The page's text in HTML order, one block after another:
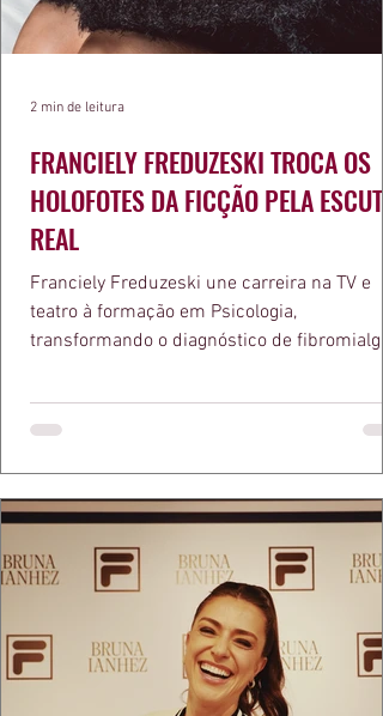
FRANCIELY FREDUZESKI TROCA OS
HOLOFOTES DA FICÇÃO PELA ESCUTA
REAL
Franciely Freduzeski une carreira na TV e
teatro à formação em Psicologia,
transformando o diagnóstico de fibromialgia
medalha Chiquinha Gonzaga.
2 min de leitura